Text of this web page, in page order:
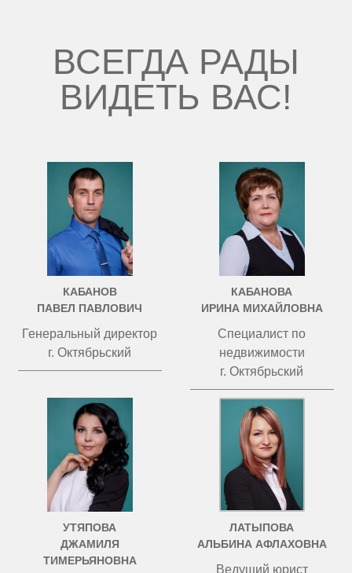
ВСЕГДА РАДЫ
ВИДЕТЬ ВАС!
КАБАНОВ
ПАВЕЛ ПАВЛОВИЧ
Генеральный директор
г. Октябрьский
КАБАНОВА
ИРИНА МИХАЙЛОВНА
Специалист по
недвижимости
г. Октябрьский
УТЯПОВА
ДЖАМИЛЯ
ТИМЕРЬЯНОВНА
ЛАТЫПОВА
АЛЬБИНА АФЛАХОВНА
Ведущий юрист